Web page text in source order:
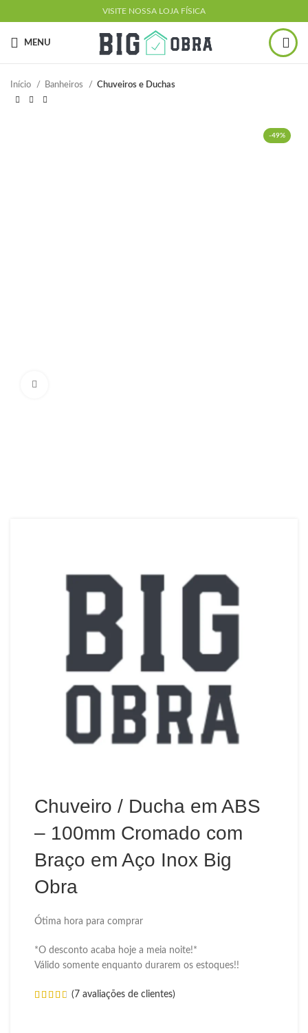
VISITE NOSSA LOJA FÍSICA
MENU
Início Banheiros Chuveiros e Duchas
-49%
Chuveiro / Ducha em ABS
– 100mm Cromado com
Braço em Aço Inox Big
Obra
Ótima hora para comprar
*O desconto acaba hoje a meia noite!*
Válido somente enquanto durarem os estoques!!
( 7 avaliações de clientes)